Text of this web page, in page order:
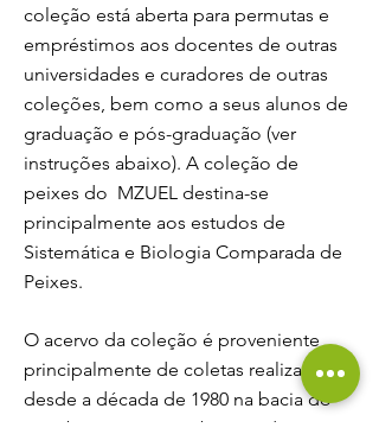
coleção está aberta para permutas e
empréstimos aos docentes de outras
universidades e curadores de outras
coleções, bem como a seus alunos de
graduação e pós-graduação (ver
instruções abaixo). A coleção de
peixes do MZUEL destina-se
principalmente aos estudos de
Sistemática e Biologia Comparada de
Peixes.
O acervo da coleção é proveniente
principalmente de coletas realizadas
desde a década de 1980 na bacia do
rio Tibagi, o maior tributário do rio